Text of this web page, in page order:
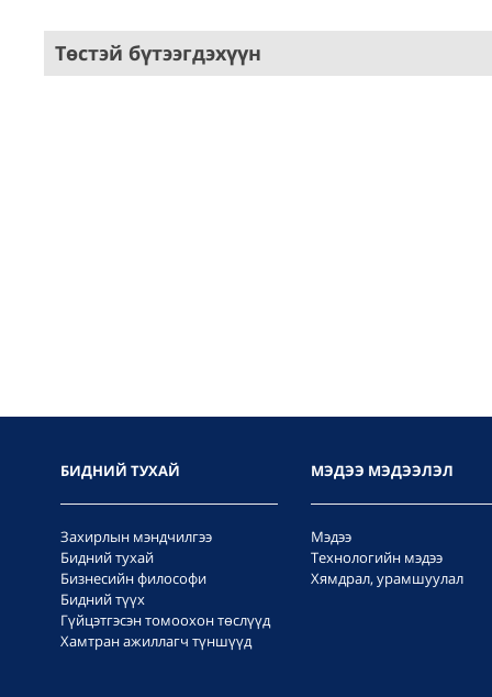
Төстэй бүтээгдэхүүн
БИДНИЙ ТУХАЙ
Захирлын мэндчилгээ
Бидний тухай
Бизнесийн философи
Бидний түүх
Гүйцэтгэсэн томоохон төслүүд
Хамтран ажиллагч түншүүд
МЭДЭЭ МЭДЭЭЛЭЛ
Мэдээ
Технологийн мэдээ
Хямдрал, урамшуулал